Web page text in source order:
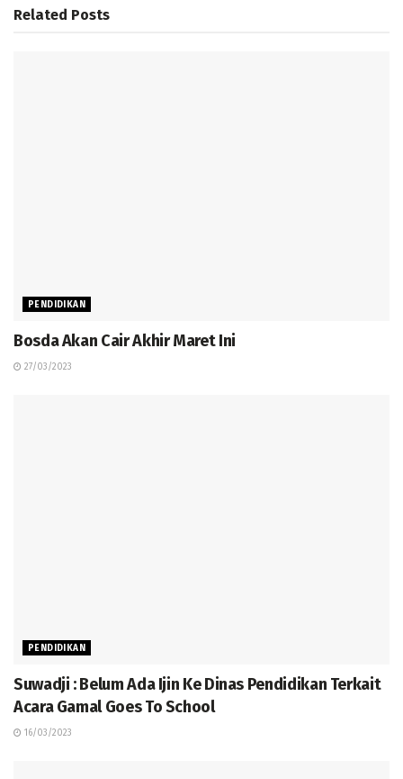
Related Posts
PENDIDIKAN
Bosda Akan Cair Akhir Maret Ini
27/03/2023
PENDIDIKAN
Suwadji : Belum Ada Ijin Ke Dinas Pendidikan Terkait
Acara Gamal Goes To School
16/03/2023